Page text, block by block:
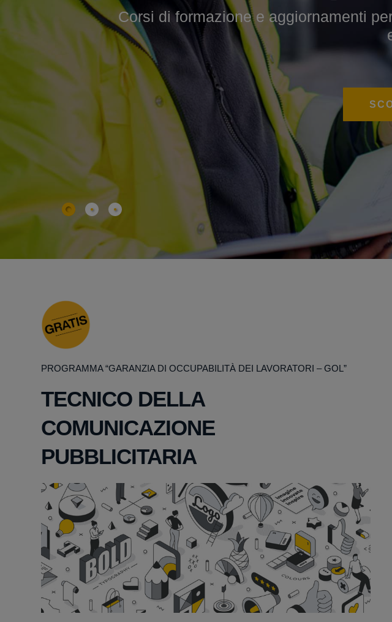
Corsi di formazione e aggiornamenti per
Corsi professionali per sviluppare
PROGRAMMA “GARANZIA DI OCCUPABILITÀ DEI LAVORATORI – GOL”
TECNICO DELLA
COMUNICAZIONE
PUBBLICITARIA